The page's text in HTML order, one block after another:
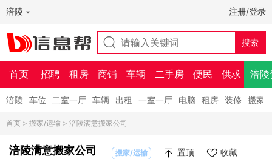
涪陵 注册/登录
首页 招聘 租房 商铺 车辆 二手房 便民 供求 涪陵
涪陵 车位 二室一厅 车辆 出租 一室一厅 电脑 租房 装修 搬家
首页 > 搬家/运输 > 涪陵满意搬家公司
涪陵满意搬家公司 搬家/运输 置顶 收藏